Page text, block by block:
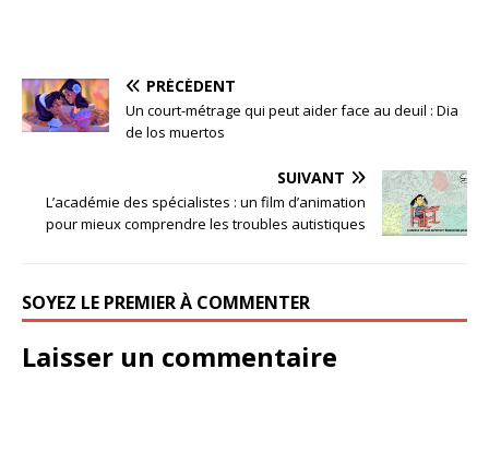
PRÉCÉDENT
Un court-métrage qui peut aider face au deuil : Dia
de los muertos
SUIVANT
L’académie des spécialistes : un film d’animation
pour mieux comprendre les troubles autistiques
SOYEZ LE PREMIER À COMMENTER
Laisser un commentaire